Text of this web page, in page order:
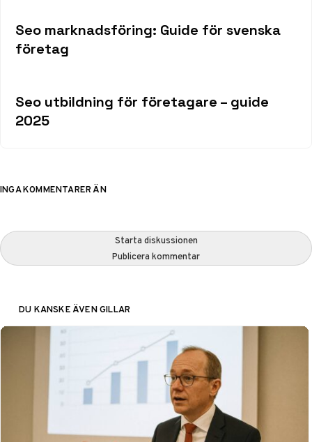
Seo marknadsföring: Guide för svenska
företag
Seo utbildning för företagare – guide
2025
INGA KOMMENTARER ÄN
Starta diskussionen
Publicera kommentar
DU KANSKE ÄVEN GILLAR